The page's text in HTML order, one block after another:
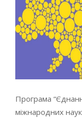
Програма
міжнародних